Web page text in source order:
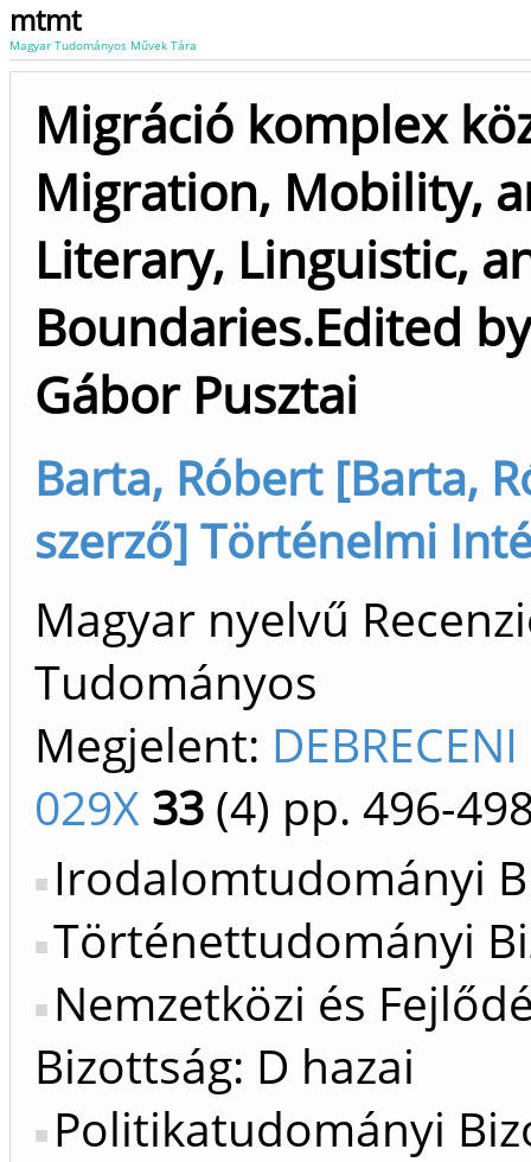
mtmt
Magyar Tudományos Művek Tára
Migráció komplex
Migration, Mobility,
Literary, Linguistic,
Boundaries.Edited
Gábor Pusztai
Barta, Róbert [Barta,
szerző] Történelmi
Magyar nyelvű
Tudományos
Megjelent:
029X 33 (4) pp. 496-
Irodalomtudományi
Történettudományi
Nemzetközi és
Bizottság: D hazai
Politikatudományi